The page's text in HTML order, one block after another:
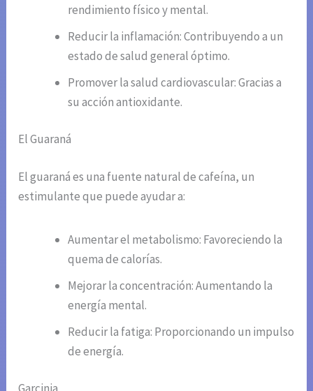
rendimiento físico y mental.
Reducir la inflamación: Contribuyendo a un
estado de salud general óptimo.
Promover la salud cardiovascular: Gracias a
su acción antioxidante.
El Guaraná
El guaraná es una fuente natural de cafeína, un
estimulante que puede ayudar a:
Aumentar el metabolismo: Favoreciendo la
quema de calorías.
Mejorar la concentración: Aumentando la
energía mental.
Reducir la fatiga: Proporcionando un impulso
de energía.